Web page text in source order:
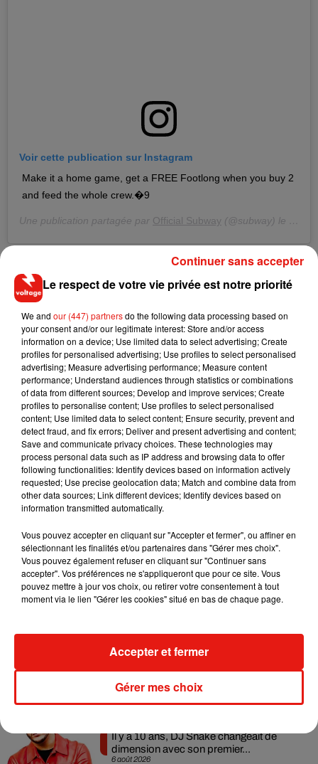
Voir cette publication sur Instagram
Make it a home game, get a FREE Footlong when you buy 2
and feed the whole crew.�9
Une publication partagée par Official Subway (@subway) le
En effet, la Cour suprême a déclaré que la pâte utilisée dans
les sandwichs Subway contenait cinq fois trop de sucre pour
que l’on considère comme étant du "pain". Le poids du sucre
est autour de 10 % de celui de la farine, alors que la loi stipule
que le premier ne doit pas dépasser 2 % du second. "Étant
donné que les sandwichs chauds de chez Subway, comme
celui aux boulettes de viande, ne contiennent pas de pain
stricto sensu, on ne peut pas dire qu’il s’agit d’un aliment de
base tel que l’entend la loi", a ainsi conclu la justice.
Musique
7 août 2026
RÜFÜS DU SOL annonce un nouvel
album après sa tournée mondiale
collaboration tant attendue
6 août 2026
Il y a 10 ans, DJ Snake changeait de
dimension avec son premier...
Le respect de votre vie privée est notre priorité
We and our (447) partnersdo the following data processing based on
your consent and/or our legitimate interest: Store and/or access
information on a device; Use limited data to select advertising; Create
profiles for personalised advertising; Use profiles to select personalised
advertising; Measure advertising performance; Measure content
performance; Understand audiences through statistics or combinations
of data from different sources; Develop and improve services; Create
profiles to personalise content; Use profiles to select personalised
content; Use limited data to select content; Ensure security, prevent and
detect fraud, and fix errors; Deliver and present advertising and content;
Save and communicate privacy choices. These technologies may
process personal data such as IP address and browsing data to offer
following functionalities: Identify devices based on information actively
requested; Use precise geolocation data; Match and combine data from
other data sources; Link different devices; Identify devices based on
information transmitted automatically.
Vous pouvez accepter en cliquant sur "Accepter et fermer", ou affiner en
sélectionnant les finalités et/ou partenaires dans "Gérer mes choix".
Vous pouvez également refuser en cliquant sur "Continuer sans
accepter". Vos préférences ne s'appliqueront que pour ce site. Vous
pouvez mettre à jour vos choix, ou retirer votre consentement à tout
moment via le lien "Gérer les cookies" situé en bas de chaque page.
Gérer mes choix
Accepter et fermer
Continuer sans accepter